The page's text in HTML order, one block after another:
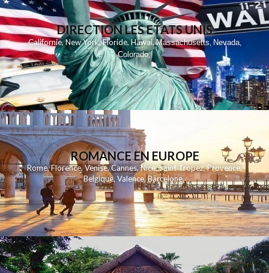
DIRECTION LES ETATS UNIS
Californie,New York,Floride,Hawai,Massachusetts, Nevada,
Colorado,
ROMANCE EN EUROPE
Rome,Florence,Venise,Cannes,Nice,Saint Tropez,Provence,
Belgique,Valence,Barcelone,